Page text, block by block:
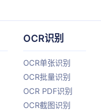
OCR识别
OCR单张识别
OCR批量识别
OCR PDF识别
OCR截图识别